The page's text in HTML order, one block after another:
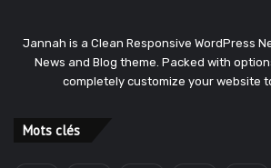
Jannah is a Clean Responsive WordPress
News and Blog theme. Packed with
completely customize your website
Mots clés